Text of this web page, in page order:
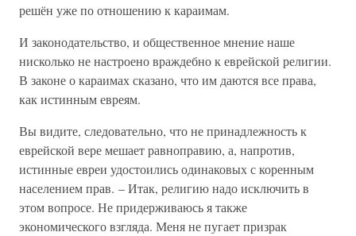
решён уже по отношению к караимам.
И законодательство, и общественное мнение наше
нисколько не настроено враждебно к еврейской религии.
В законе о караимах сказано, что им даются все права,
как истинным евреям.
Вы видите, следовательно, что не принадлежность к
еврейской вере мешает равноправию, а, напротив,
истинные евреи удостоились одинаковых с коренным
населением прав. – Итак, религию надо исключить в
этом вопросе. Не придерживаюсь я также
экономического взгляда. Меня не пугает призрак